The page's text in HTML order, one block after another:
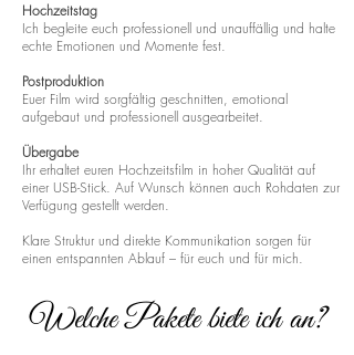
Hochzeitstag
Ich begleite euch professionell und unauffällig und halte
echte Emotionen und Momente fest.
Postproduktion
Euer Film wird sorgfältig geschnitten, emotional
aufgebaut und professionell ausgearbeitet.
Übergabe
Ihr erhaltet euren Hochzeitsfilm in hoher Qualität auf
einer USB-Stick. Auf Wunsch können auch Rohdaten zur
Verfügung gestellt werden.
Klare Struktur und direkte Kommunikation sorgen für
einen entspannten Ablauf – für euch und für mich.
Welche Pakete biete ich an?